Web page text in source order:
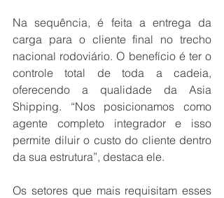
Na sequência, é feita a entrega da
carga para o cliente final no trecho
nacional rodoviário. O benefício é ter o
controle total de toda a cadeia,
oferecendo a qualidade da Asia
Shipping. “Nos posicionamos como
agente completo integrador e isso
permite diluir o custo do cliente dentro
da sua estrutura”, destaca ele.
Os setores que mais requisitam esses